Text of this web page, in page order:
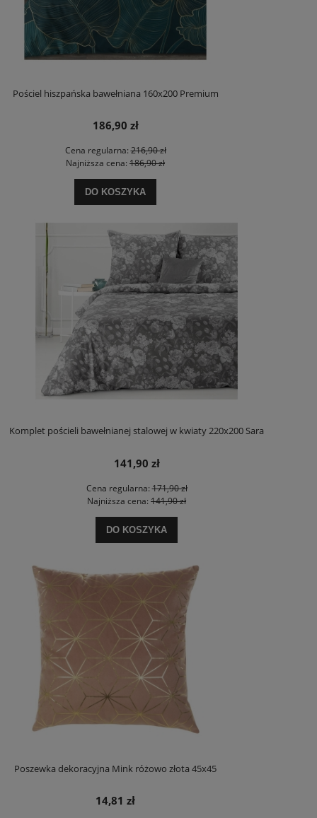
Pościel hiszpańska bawełniana 160x200 Premium
186,90 zł
Cena regularna:216,90 zł
Najniższa cena: 186,90 zł
DO KOSZYKA
Komplet pościeli bawełnianej stalowej w kwiaty 220x200 Sara
141,90 zł
Cena regularna:171,90 zł
Najniższa cena: 141,90 zł
DO KOSZYKA
Poszewka dekoracyjna Mink różowo złota 45x45
14,81 zł